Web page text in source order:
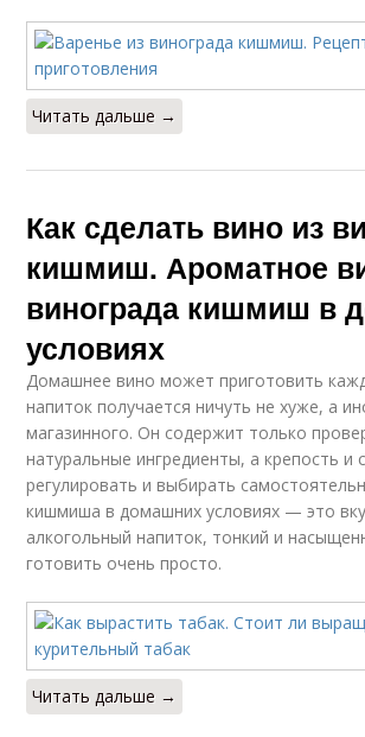
Читать дальше →
Как сделать вино из
кишмиш. Ароматное
винограда кишмиш в
условиях
Домашнее вино может приготовить
напиток получается ничуть не хуже, а
магазинного. Он содержит только
натуральные ингредиенты, а крепость и
регулировать и выбирать
кишмиша в домашних условиях — это
алкогольный напиток, тонкий и
готовить очень просто.
Читать дальше →